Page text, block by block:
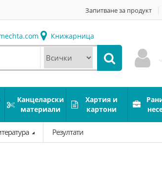
Запитване за продукт
Книжарница
Канцеларски
материали
Хартия и
картони
Резултати